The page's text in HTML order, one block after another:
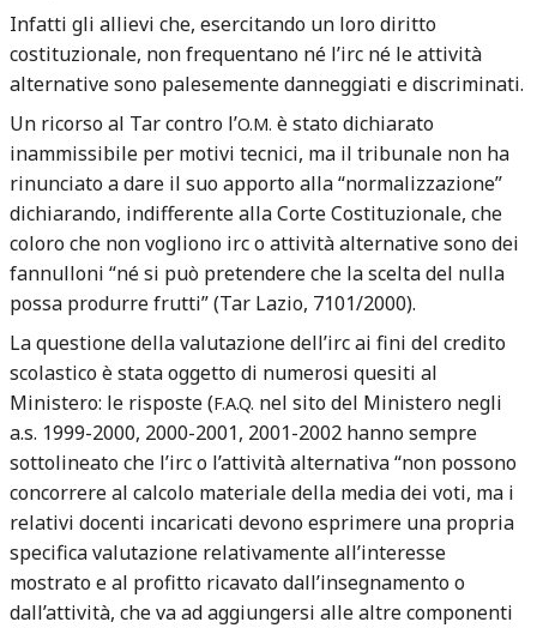
Infatti gli allievi che, esercitando un loro diritto
costituzionale, non frequentano né l’irc né le attività
alternative sono palesemente danneggiati e discriminati.
Un ricorso al Tar contro l’O.M. è stato dichiarato
inammissibile per motivi tecnici, ma il tribunale non ha
rinunciato a dare il suo apporto alla “normalizzazione”
dichiarando, indifferente alla Corte Costituzionale, che
coloro che non vogliono irc o attività alternative sono dei
fannulloni “né si può pretendere che la scelta del nulla
possa produrre frutti” (Tar Lazio, 7101/2000).
La questione della valutazione dell’irc ai fini del credito
scolastico è stata oggetto di numerosi quesiti al
Ministero: le risposte (F.A.Q. nel sito del Ministero negli
a.s. 1999-2000, 2000-2001, 2001-2002 hanno sempre
sottolineato che l’irc o l’attività alternativa “non possono
concorrere al calcolo materiale della media dei voti, ma i
relativi docenti incaricati devono esprimere una propria
specifica valutazione relativamente all’interesse
mostrato e al profitto ricavato dall’insegnamento o
dall’attività, che va ad aggiungersi alle altre componenti